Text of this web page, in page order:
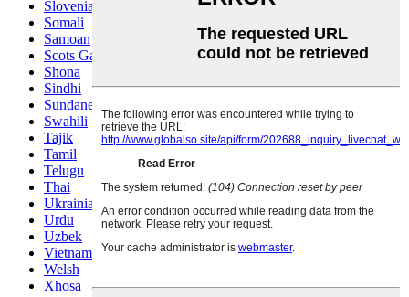
Slovenian
Somali
Samoan
Scots Gaelic
Shona
Sindhi
Sundanese
Swahili
Tajik
Tamil
Telugu
Thai
Ukrainian
Urdu
Uzbek
Vietnamese
Welsh
Xhosa